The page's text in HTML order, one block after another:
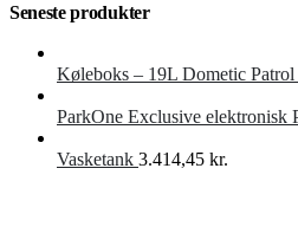
Seneste produkter
Køleboks – 19L Dometic Patrol
ParkOne Exclusive elektronisk
Vasketank 3.414,45 kr.